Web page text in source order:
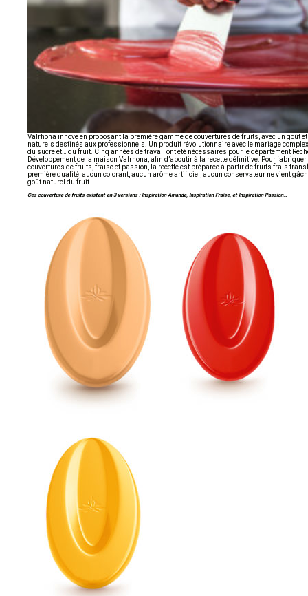
Valrhona innove en proposant la première gamme de couvertures de fruits, avec un goût et
naturels destinés aux professionnels. Un produit révolutionnaire avec le mariage
du sucre et… du fruit. Cinq années de travail ont été nécessaires pour le département
Développement de la maison Valrhona, afin d’aboutir à la recette définitive. Pour
couvertures de fruits, fraise et passion, la recette est préparée à partir de fruits frais
première qualité, aucun colorant, aucun arôme artificiel, aucun conservateur ne vient
goût naturel du fruit.
Ces couverture de fruits existent en 3 versions : Inspiration Amande, Inspiration Fraise, et Inspiration Passion…